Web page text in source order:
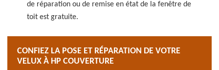
de réparation ou de remise en état de la fenêtre de
toit est gratuite.
CONFIEZ LA POSE ET RÉPARATION DE VOTRE
VELUX À HP COUVERTURE